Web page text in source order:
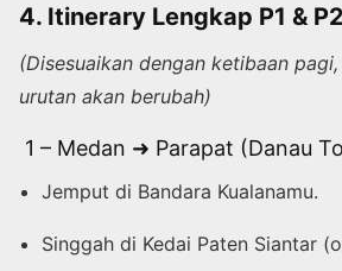
4. Itinerary Lengkap P1 &
(Disesuaikan dengan ketibaan
urutan akan berubah)
1 – Medan ➜ Parapat (Danau
Jemput di Bandara Kualanamu.
Singgah di Kedai Paten Siantar